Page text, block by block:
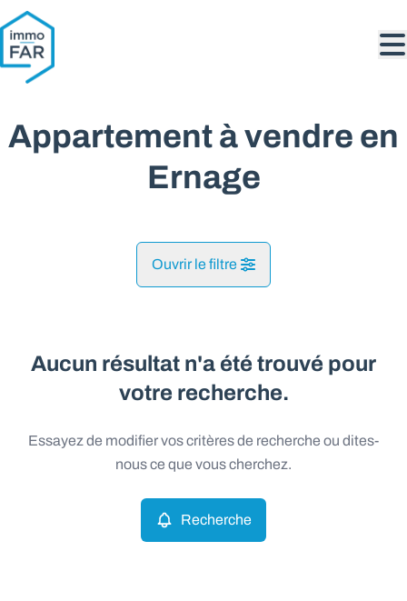
Aller au contenu principal
Appartement à vendre en
Ernage
Ouvrir le filtre
Ernage (5030) Remove
Appartement Remove
Vue de la carte
Recherche Trier par
Aucun résultat n'a été trouvé pour
votre recherche.
Essayez de modifier vos critères de recherche ou dites-
nous ce que vous cherchez.
Recherche